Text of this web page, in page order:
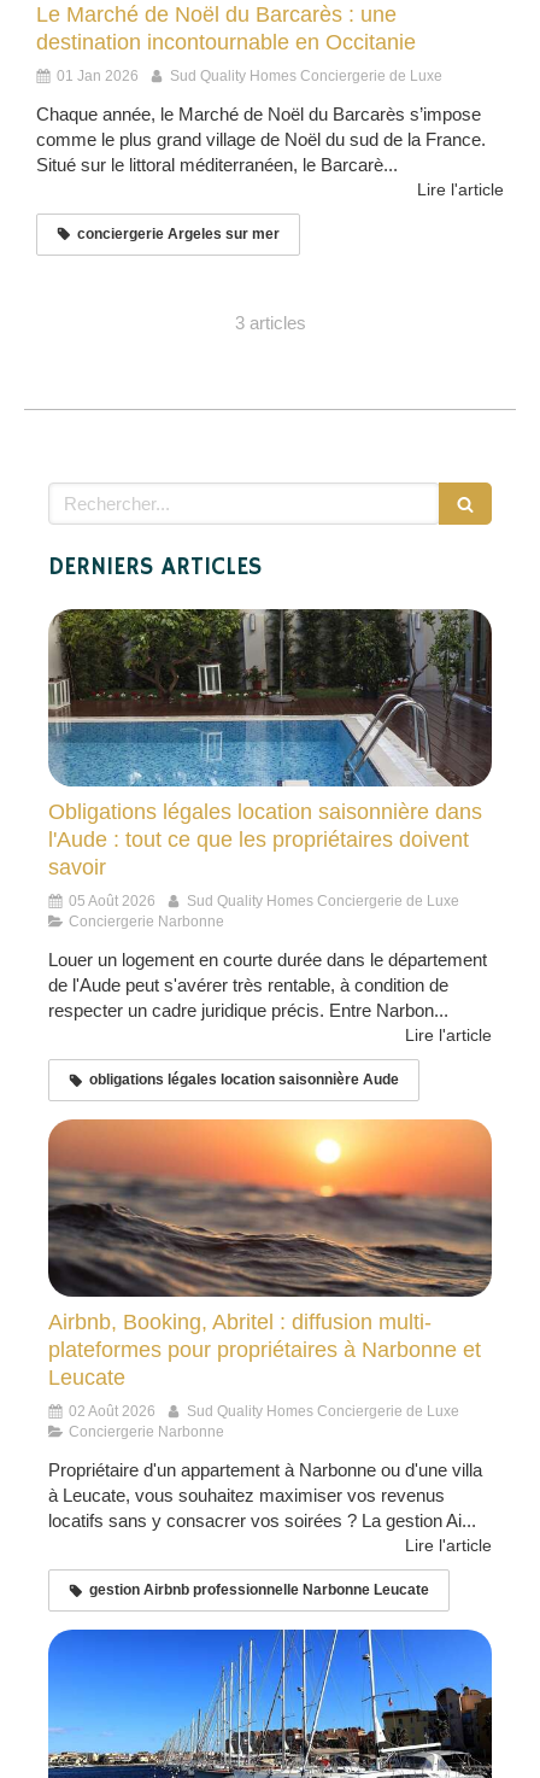
Le Marché de Noël du Barcarès : une
destination incontournable en Occitanie
01 Jan 2026 Sud Quality Homes Conciergerie de Luxe
Chaque année, le Marché de Noël du Barcarès s’impose
comme le plus grand village de Noël du sud de la France.
Situé sur le littoral méditerranéen, le Barcarè...
Lire l'article
conciergerie Argeles sur mer
3 articles
Rechercher
DERNIERS ARTICLES
Obligations légales location saisonnière dans
l'Aude : tout ce que les propriétaires doivent
savoir
05 Août 2026
Sud Quality Homes Conciergerie de Luxe
Conciergerie Narbonne
Louer un logement en courte durée dans le département
de l'Aude peut s'avérer très rentable, à condition de
respecter un cadre juridique précis. Entre Narbon...
Lire l'article
obligations légales location saisonnière Aude
Airbnb, Booking, Abritel : diffusion multi-
plateformes pour propriétaires à Narbonne et
Leucate
02 Août 2026
Sud Quality Homes Conciergerie de Luxe
Conciergerie Narbonne
Propriétaire d'un appartement à Narbonne ou d'une villa
à Leucate, vous souhaitez maximiser vos revenus
locatifs sans y consacrer vos soirées ? La gestion Ai...
Lire l'article
gestion Airbnb professionnelle Narbonne Leucate